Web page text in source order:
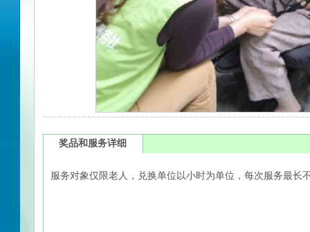
奖品和服务详细
服务对象仅限老人，兑换单位以小时为单位，每次服务最长